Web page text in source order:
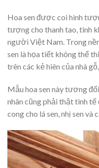
Hoa sen được coi hình
tượng cho thanh tao, tinh
người Việt Nam. Trong
sen là họa tiết không thể
trên các kẻ hiên của nhà
Mẫu hoa sen này tương
nhân cũng phải thật tinh
cong cho lá sen, nhị sen và